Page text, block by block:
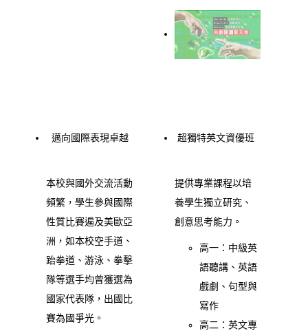
邁向國際表現卓越
本校與國外交流活動
頻繁，學生參與國際
性質比賽遍及美歐亞
洲，如本校空手道、
跆拳道、游泳、拳擊
隊等選手均曾獲選為
國家代表隊，出國比
賽為國爭光。
超獨特英文資優班
提供專業課程以培
養學生獨立研究、
創意思考能力。
高一：中級英
語聽講、英語
戲劇、句型與
寫作
高二：英文專